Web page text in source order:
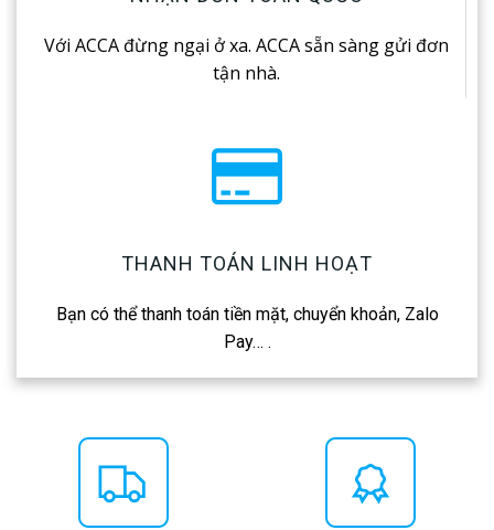
Với ACCA đừng ngại ở xa. ACCA sẵn sàng gửi đơn
tận nhà.
THANH TOÁN LINH HOẠT
Bạn có thể thanh toán tiền mặt, chuyển khoản, Zalo
Pay… .